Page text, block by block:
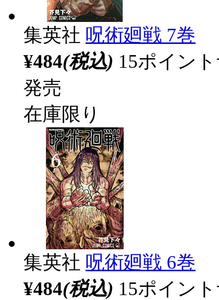
集英社 呪術廻戦 7巻
¥484(税込) 15ポイン
発売
在庫限り
集英社 呪術廻戦 6巻
¥484(税込) 15ポイン